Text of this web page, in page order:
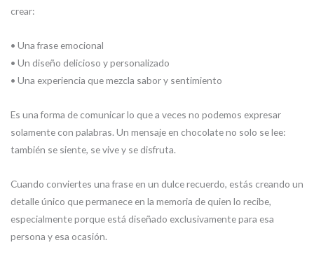
crear:
• Una frase emocional
• Un diseño delicioso y personalizado
• Una experiencia que mezcla sabor y sentimiento
Es una forma de comunicar lo que a veces no podemos expresar
solamente con palabras. Un mensaje en chocolate no solo se lee:
también se siente, se vive y se disfruta.
Cuando conviertes una frase en un dulce recuerdo, estás creando un
detalle único que permanece en la memoria de quien lo recibe,
especialmente porque está diseñado exclusivamente para esa
persona y esa ocasión.